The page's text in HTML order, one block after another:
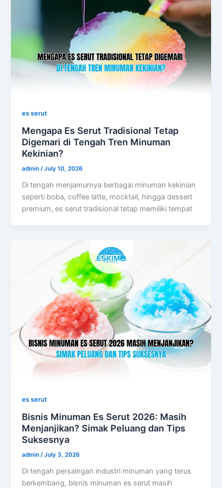
es serut
Mengapa Es Serut Tradisional Tetap
Digemari di Tengah Tren Minuman
Kekinian?
admin /July 10, 2026
Di tengah menjamurnya berbagai minuman kekinian
seperti boba, coffee latte, mocktail, hingga dessert
premium, es serut tradisional tetap memiliki tempat
es serut
Bisnis Minuman Es Serut 2026: Masih
Menjanjikan? Simak Peluang dan Tips
Suksesnya
admin/July 3, 2026
Di tengah persaingan industri minuman yang terus
berkembang, bisnis minuman es serut masih